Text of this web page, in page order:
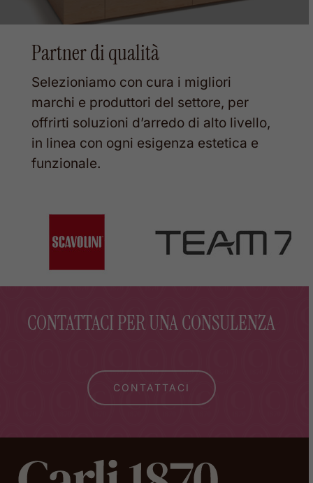
Partner di qualità
Selezioniamo con cura i migliori
marchi e produttori del settore, per
offrirti soluzioni d’arredo di alto livello,
in linea con ogni esigenza estetica e
funzionale.
CONTATTACI PER UNA CONSULENZA
CONTATTACI